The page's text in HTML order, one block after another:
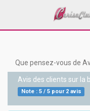
Que pensez-vous de
Avis des clients sur la
Note : 5/ 5pour 2avis